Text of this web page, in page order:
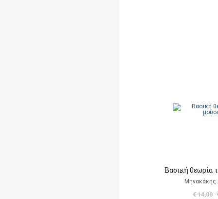
Βασική θεωρία
Μηνακάκης
€ 14,00